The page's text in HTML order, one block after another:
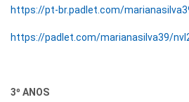
https://pt-br.padlet.com/
https://padlet.com/marianasilva39/
3º ANOS